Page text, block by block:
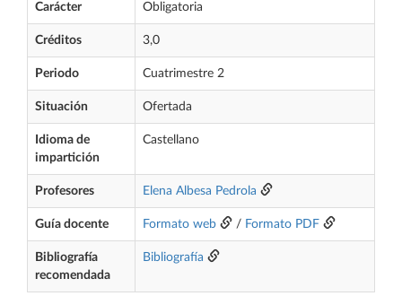
Carácter Obligatoria
Créditos 3,0
Periodo Cuatrimestre 2
Situación Ofertada
Idioma de
impartición
Castellano
Profesores Elena Albesa Pedrola
Guía docente Formato web / Formato PDF
Bibliografía
recomendada
Bibliografía